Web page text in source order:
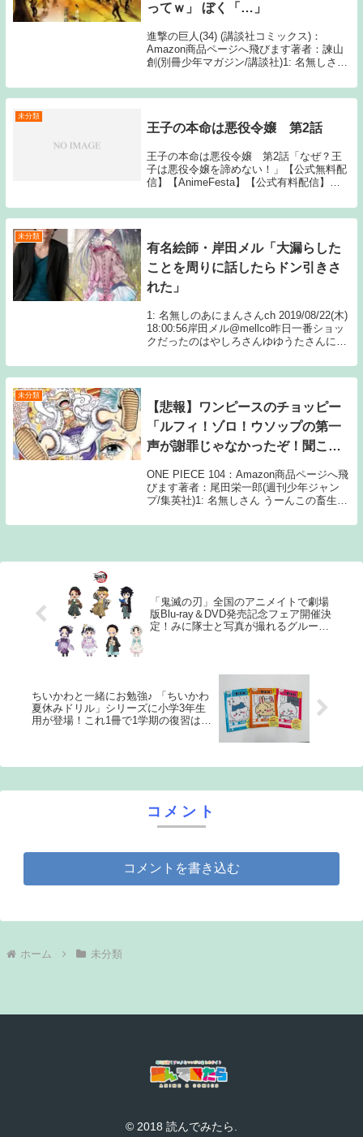
ってｗ」 ぼく「…」
進撃の巨人(34) (講談社コミックス)：
Amazon商品ページへ飛びます著者：諫山
創(別冊少年マガジン/講談社)1: 名無しさん
しさん 飛躍しすぎだろ 3: 名無しさん 最近
まで進撃追ってる女と...
未分類
王子の本命は悪役令嬢 第2話
王子の本命は悪役令嬢 第2話「なぜ？王
子は悪役令嬢を諦めない！」【公式無料配
信】【AnimeFesta】【公式有料配信】
コ】 【ビデオマーケット】王子の本命は悪
役令嬢動画一覧TOPへSource:...
未分類
有名絵師・岸田メル「大漏らした
ことを周りに話したらドン引きさ
れた」
1: 名無しのあにまんさんch 2019/08/22(木)
18:00:56岸田メル@mellco昨日一番ショッ
クだったのはやしろさんゆゆうたさんに
かれてそうだと答えると「マジなんだ…」
みたいなリアクシ...
未分類
【悲報】ワンピースのチョッピー
「ルフィ！ゾロ！ウソップの第一
声が謝罪じゃなかったぞ！聞こえ
ONE PIECE 104：Amazon商品ページへ飛
びます著者：尾田栄一郎(週刊少年ジャン
プ/集英社)1: 名無しさん うーんこの畜生 2:
きなり差別かよチョッピーらしいな 4: 名
「鬼滅の刃」全国のアニメイトで劇場
版Blu-ray＆DVD発売記念フェア開催決
定！みに隊士と写真が撮れるグループ
ちいかわと一緒にお勉強♪ 「ちいかわ
夏休みドリル」シリーズに小学3年生
用が登場！これ1冊で1学期の復習はバ
コメント
コメントを書き込む
ホーム 未分類
© 2018 読んでみたら.